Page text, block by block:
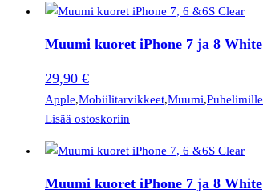
Muumi kuoret iPhone 7 ja 8 White
29,90 €
Apple,Mobiilitarvikkeet,Muumi,Puhelimille
Lisää ostoskoriin
Muumi kuoret iPhone 7 ja 8 White